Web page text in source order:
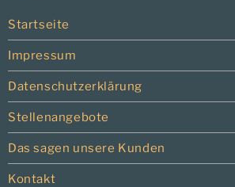
Startseite
Impressum
Datenschutzerklärung
Stellenangebote
Das sagen unsere Kunden
Kontakt